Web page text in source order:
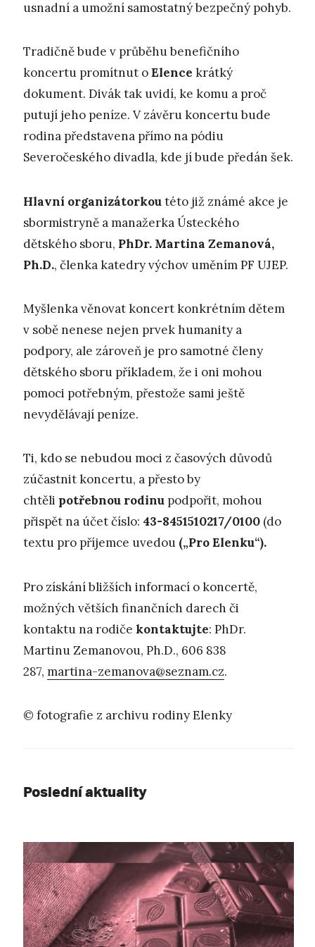
usnadní a umožní samostatný bezpečný pohyb.
Tradičně bude v průběhu benefičního
koncertu promítnut oElence krátký
dokument. Divák tak uvidí, ke komu a proč
putují jeho peníze. V závěru koncertu bude
rodina představena přímo na pódiu
Severočeského divadla, kde jí bude předán šek.
Hlavní organizátorkoutéto již známé akce je
sbormistryně a manažerka Ústeckého
dětského sboru, PhDr. Martina Zemanová,
Ph.D., členka katedry výchov uměním PF UJEP.
Myšlenka věnovat koncert konkrétním dětem
v sobě nenese nejen prvek humanity a
podpory, ale zároveň je pro samotné členy
dětského sboru příkladem, že i oni mohou
pomoci potřebným, přestože sami ještě
nevydělávají peníze.
Ti, kdo se nebudou moci z časových důvodů
zúčastnit koncertu, a přesto by
chtěli potřebnou rodinu podpořit, mohou
přispět na účet číslo: 43-8451510217/0100 (do
textu pro příjemce uvedou („Pro Elenku“).
Pro získání bližších informací o koncertě,
možných větších finančních darech či
kontaktu na rodiče kontaktujte: PhDr.
Martinu Zemanovou, Ph.D., 606 838
287, martina-zemanova@seznam.cz.
© fotografie z archivu rodiny Elenky
Poslední aktuality